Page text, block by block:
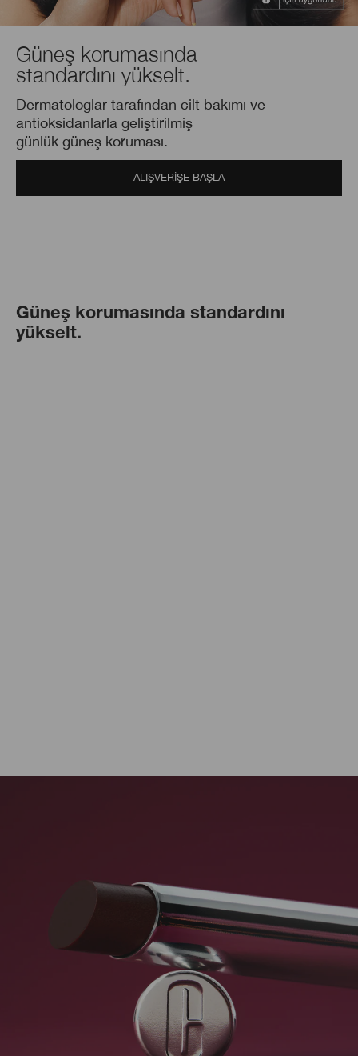
Güneş korumasında
standardını yükselt.
Dermatologlar tarafından cilt bakımı ve
antioksidanlarla geliştirilmiş
günlük güneş koruması.
ALIŞVERİŞE BAŞLA
Güneş korumasında standardını
yükselt.